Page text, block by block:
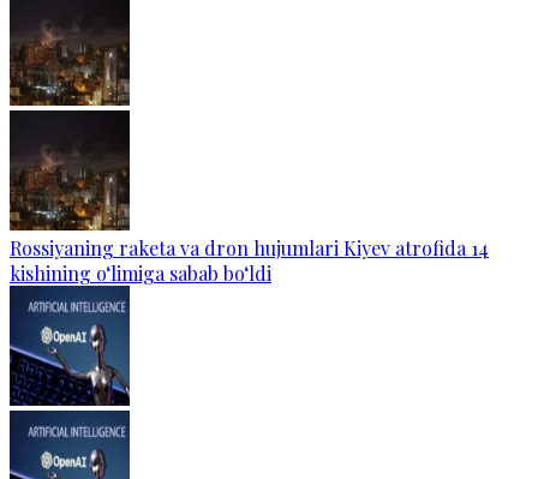
Rossiyaning raketa va dron hujumlari Kiyev atrofida 14
kishining o‘limiga sabab bo‘ldi